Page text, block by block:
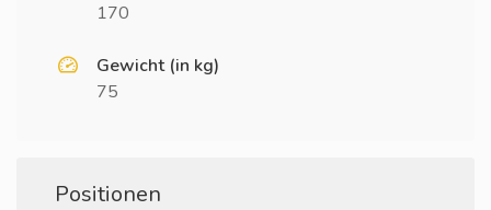
170
Gewicht (in kg)
75
Positionen